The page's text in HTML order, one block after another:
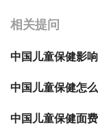
相关提问
中国儿童保健影
中国儿童保健怎
中国儿童保健面